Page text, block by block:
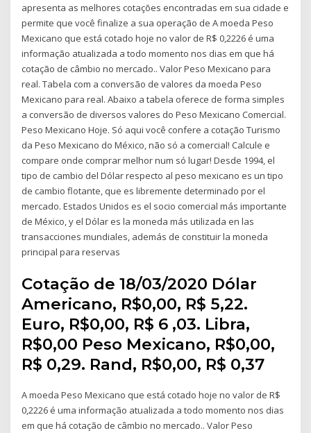
apresenta as melhores cotações encontradas em sua cidade e
permite que você finalize a sua operação de A moeda Peso
Mexicano que está cotado hoje no valor de R$ 0,2226 é uma
informação atualizada a todo momento nos dias em que há
cotação de câmbio no mercado.. Valor Peso Mexicano para
real. Tabela com a conversão de valores da moeda Peso
Mexicano para real. Abaixo a tabela oferece de forma simples
a conversão de diversos valores do Peso Mexicano Comercial.
Peso Mexicano Hoje. Só aqui você confere a cotação Turismo
da Peso Mexicano do México, não só a comercial! Calcule e
compare onde comprar melhor num só lugar! Desde 1994, el
tipo de cambio del Dólar respecto al peso mexicano es un tipo
de cambio flotante, que es libremente determinado por el
mercado. Estados Unidos es el socio comercial más importante
de México, y el Dólar es la moneda más utilizada en las
transacciones mundiales, además de constituir la moneda
principal para reservas
Cotação de 18/03/2020 Dólar
Americano, R$0,00, R$ 5,22.
Euro, R$0,00, R$ 6 ,03. Libra,
R$0,00 Peso Mexicano, R$0,00,
R$ 0,29. Rand, R$0,00, R$ 0,37
A moeda Peso Mexicano que está cotado hoje no valor de R$
0,2226 é uma informação atualizada a todo momento nos dias
em que há cotação de câmbio no mercado.. Valor Peso